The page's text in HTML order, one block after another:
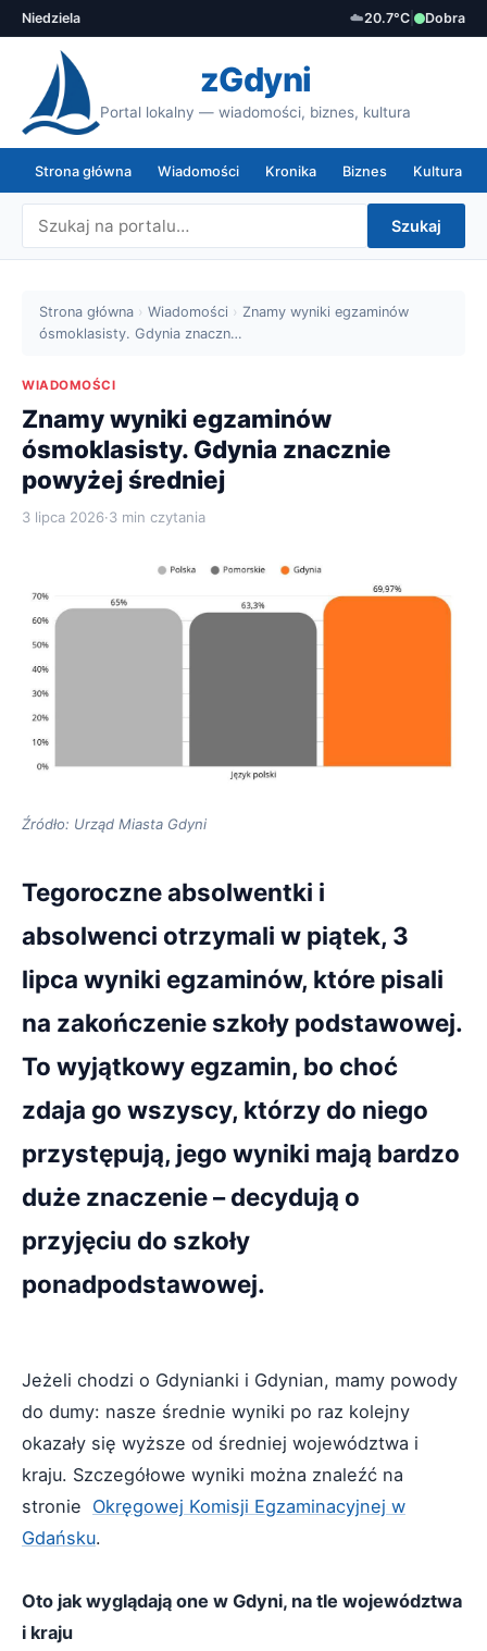
Niedziela ☁️20.7°C Dobra
zGdyni
Portal lokalny — wiadomości, biznes, kultura
Strona główna Wiadomości Kronika Biznes Kultura
Szukaj
Strona główna › Wiadomości › Znamy wyniki egzaminów
ósmoklasisty. Gdynia znaczn…
WIADOMOŚCI
Znamy wyniki egzaminów
ósmoklasisty. Gdynia znacznie
powyżej średniej
3 lipca 2026·3 min czytania
Źródło: Urząd Miasta Gdyni
Tegoroczne absolwentki i
absolwenci otrzymali w piątek, 3
lipca wyniki egzaminów, które pisali
na zakończenie szkoły podstawowej.
To wyjątkowy egzamin, bo choć
zdaja go wszyscy, którzy do niego
przystępują, jego wyniki mają bardzo
duże znaczenie – decydują o
przyjęciu do szkoły
ponadpodstawowej.
Jeżeli chodzi o Gdynianki i Gdynian, mamy powody
do dumy: nasze średnie wyniki po raz kolejny
okazały się wyższe od średniej województwa i
kraju. Szczegółowe wyniki można znaleźć na
stronie Okręgowej Komisji Egzaminacyjnej w
Gdańsku.
Oto jak wyglądają one w Gdyni, na tle województwa
i kraju